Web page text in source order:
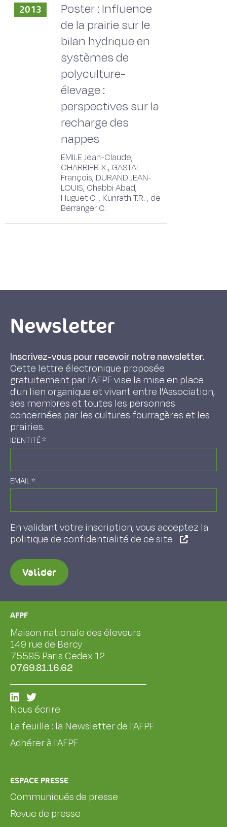
2013
Poster : Influence
de la prairie sur le
bilan hydrique en
systèmes de
polyculture-
élevage :
perspectives sur la
recharge des
nappes
EMILE Jean-Claude,
CHARRIER X., GASTAL
François, DURAND JEAN-
LOUIS, Chabbi Abad,
Huguet C. , Kunrath T.R. , de
Berranger C.
Newsletter
Inscrivez-vous pour recevoir notre newsletter.
Cette lettre électronique proposée
gratuitement par l'AFPF vise la mise en place
d'un lien organique et vivant entre l'Association,
ses membres et toutes les personnes
concernées par les cultures fourragères et les
prairies.
IDENTITÉ*
EMAIL*
En validant votre inscription, vous acceptez la
politique de confidentialité de ce site
Valider
AFPF
Maison nationale des éleveurs
149 rue de Bercy
75595 Paris Cedex 12
07.69.81.16.62
Nous écrire
La feuille : la Newsletter de l'AFPF
Adhérer à l'AFPF
ESPACE PRESSE
Communiqués de presse
Revue de presse